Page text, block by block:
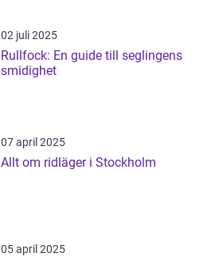
02 juli 2025
Rullfock: En guide till seglingens
smidighet
07 april 2025
Allt om ridläger i Stockholm
05 april 2025